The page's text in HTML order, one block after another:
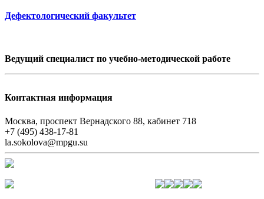
Дефектологический факультет
Ведущий специалист по учебно-методической работе
Контактная информация
Москва, проспект Вернадского 88, кабинет 718
+7 (495) 438-17-81
la.sokolova@mpgu.su